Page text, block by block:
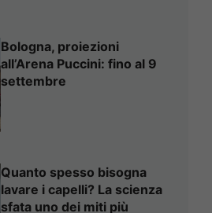
Bologna, proiezioni
all’Arena Puccini: fino al 9
settembre
Quanto spesso bisogna
lavare i capelli? La scienza
sfata uno dei miti più